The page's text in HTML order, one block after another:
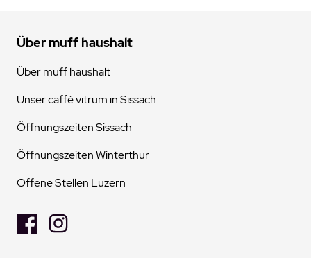
Über muff haushalt
Über muff haushalt
Unser caffé vitrum in Sissach
Öffnungszeiten Sissach
Öffnungszeiten Winterthur
Offene Stellen Luzern